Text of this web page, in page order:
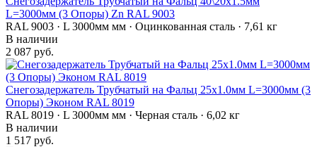
L=3000мм (3 Опоры) Zn RAL 9003
RAL 9003 · L 3000мм мм · Оцинкованная сталь · 7,61 кг
В наличии
2 087 руб.
Снегозадержатель Трубчатый на Фальц 25х1.0мм L=3000мм (3
Опоры) Эконом RAL 8019
RAL 8019 · L 3000мм мм · Черная сталь · 6,02 кг
В наличии
1 517 руб.